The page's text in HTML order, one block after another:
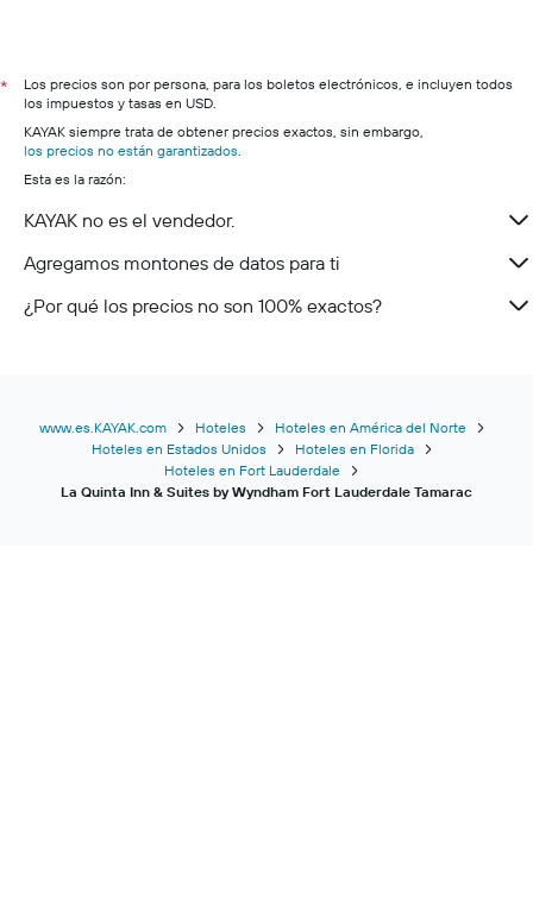
*
Los precios son por persona, para los boletos electrónicos, e incluyen todos
los impuestos y tasas en USD.
KAYAK siempre trata de obtener precios exactos, sin embargo,
los precios no están garantizados.
Esta es la razón:
KAYAK no es el vendedor.
Agregamos montones de datos para ti
¿Por qué los precios no son 100% exactos?
www.es.KAYAK.com Hoteles
Hoteles en América del Norte
Hoteles en Estados Unidos
Hoteles en Florida
Hoteles en Fort Lauderdale
La Quinta Inn & Suites by Wyndham Fort Lauderdale Tamarac